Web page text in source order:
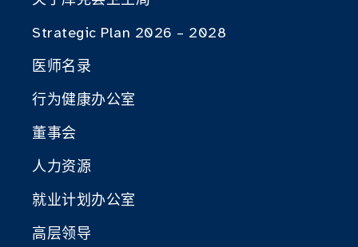
Strategic Plan 2026 – 2028
医师名录
行为健康办公室
董事会
人力资源
就业计划办公室
高层领导